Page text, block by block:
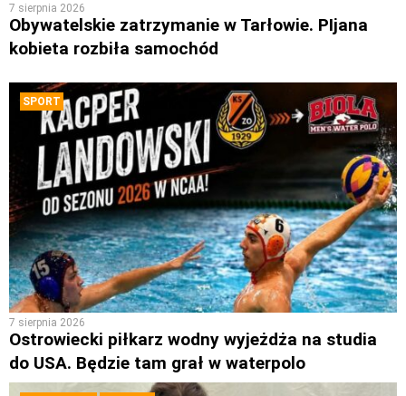
7 sierpnia 2026
Obywatelskie zatrzymanie w Tarłowie. PIjana
kobieta rozbiła samochód
SPORT
7 sierpnia 2026
Ostrowiecki piłkarz wodny wyjeżdża na studia
do USA. Będzie tam grał w waterpolo